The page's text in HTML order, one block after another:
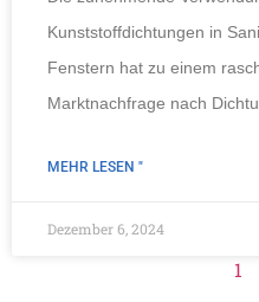
Kunststoffdichtungen in
Fenstern hat zu einem
Marktnachfrage nach
MEHR LESEN "
Dezember 6, 2024
1